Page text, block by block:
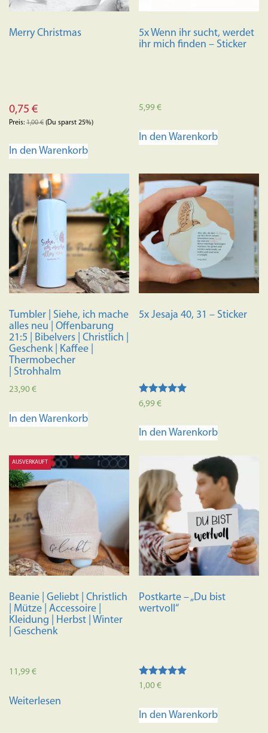
Merry Christmas
0,75 €
Preis: 1,00€ (Du sparst 25%)
In den Warenkorb
5x Wenn ihr sucht, werdet
ihr mich finden – Sticker
5,99€
In den Warenkorb
Tumbler | Siehe, ich mache
alles neu | Offenbarung
21:5 | Bibelvers | Christlich |
Geschenk | Kaffee |
Thermobecher
| Strohhalm
23,90€
In den Warenkorb
5x Jesaja 40, 31 – Sticker
Bewertet mit
5.00
6,99€
In den Warenkorb
AUSVERKAUFT
Beanie | Geliebt | Christlich
| Mütze | Accessoire |
Kleidung | Herbst | Winter
| Geschenk
11,99€
Weiterlesen
Postkarte – „Du bist
wertvoll“
Bewertet mit
1,00€
In den Warenkorb